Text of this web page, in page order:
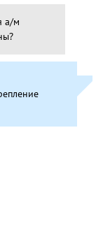
а/м